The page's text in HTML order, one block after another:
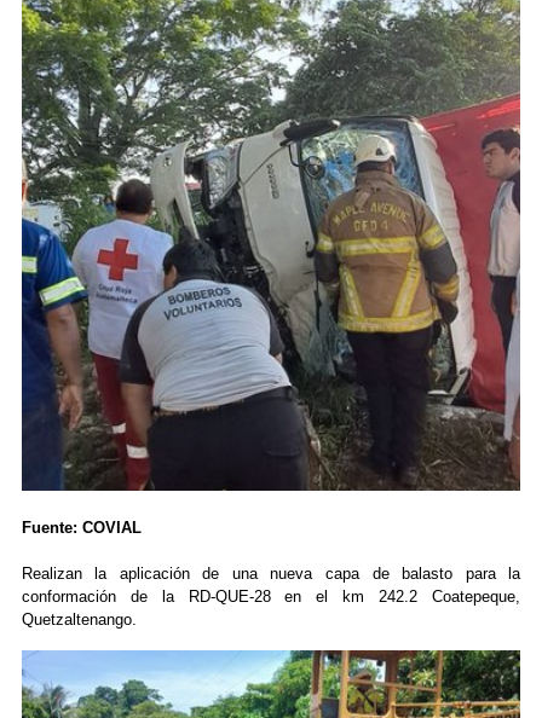
Fuente: COVIAL
Realizan la aplicación de una nueva capa de balasto para la
conformación de la RD-QUE-28 en el km 242.2 Coatepeque,
Quetzaltenango.